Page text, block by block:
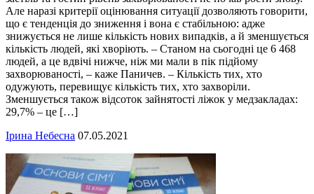
Але наразі критерії оцінювання ситуації дозволяють говорити,
що є тенденція до зниження і вона є стабільною: адже
знижується не лише кількість нових випадків, а й зменшується
кількість людей, які хворіють. – Станом на сьогодні це 6 468
людей, а це вдвічі нижче, ніж ми мали в пік підйому
захворюваності, – каже Паничев. – Кількість тих, хто
одужують, перевищує кількість тих, хто захворіли.
Зменшується також відсоток зайнятості ліжок у медзакладах:
29,7% – це […]
Ірина Небесна 07.05.2021